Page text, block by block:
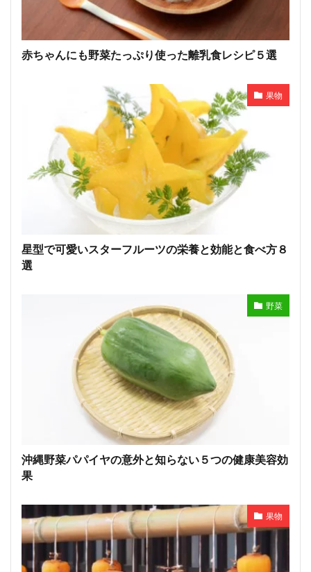
赤ちゃんにも野菜たっぷり使った離乳食レシピ５選
果物
星型で可愛いスターフルーツの栄養と効能と食べ方８
選
野菜
沖縄野菜パパイヤの意外と知らない５つの健康美容効
果
果物